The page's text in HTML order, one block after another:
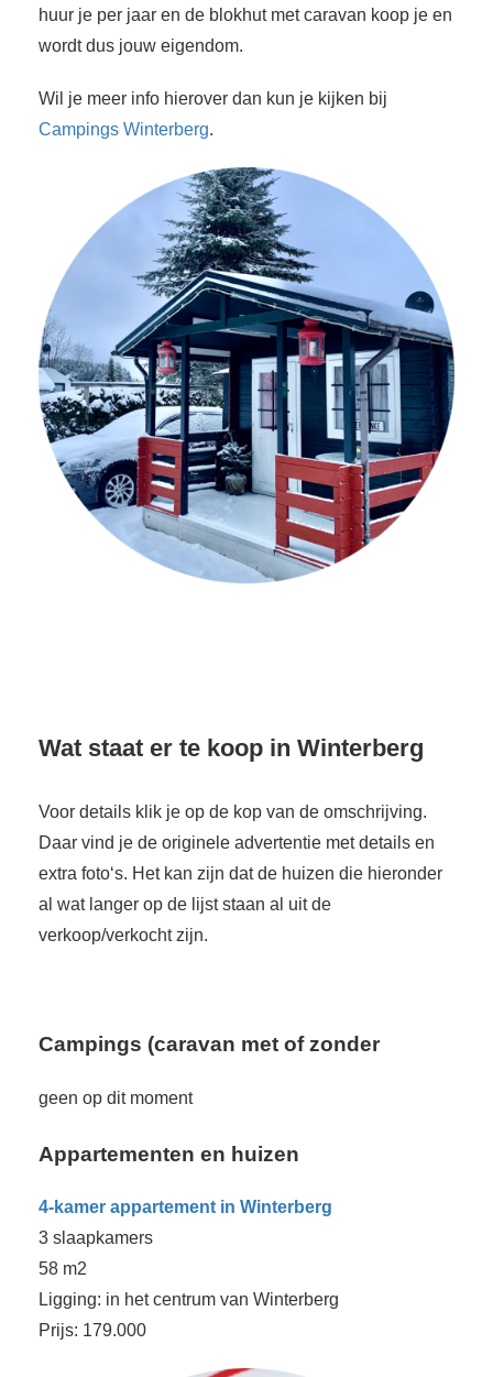
huur je per jaar en de blokhut met caravan koop je en
wordt dus jouw eigendom.
Wil je meer info hierover dan kun je kijken bij
Campings Winterberg.
Wat staat er te koop in Winterberg
Voor details klik je op de kop van de omschrijving.
Daar vind je de originele advertentie met details en
extra foto‘s. Het kan zijn dat de huizen die hieronder
al wat langer op de lijst staan al uit de
verkoop/verkocht zijn.
Campings (caravan met of zonder
geen op dit moment
Appartementen en huizen
4-kamer appartement in Winterberg
3 slaapkamers
58 m2
Ligging: in het centrum van Winterberg
Prijs: 179.000